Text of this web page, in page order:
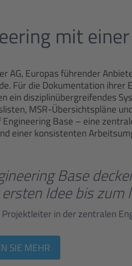
mit
AG, Europas führender
Für die Dokumentation ihrer
ein disziplinübergreifendes
MSR-Übersichtspläne
Engineering Base – eine
einer konsistenten
Base
Idee bis zum
Projektleiter in der zentralen
SIE MEHR